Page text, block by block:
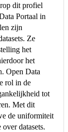
dit profiel
Portaal in
zijn
Ze
het
het
Open Data
rol in de
tot
Met dit
de uniformiteit
datasets.